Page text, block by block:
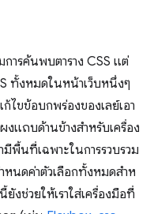
ารค้นพบตาราง CSS แต่
ทั้งหมดในหน้าเว็บหนึ่งๆ
ไขข้อบกพร่องของเลย์เอา
งแถบด้านข้างสำหรับเครื่อง
มีพื้นที่เฉพาะในการรวบรวม
หนดค่าตัวเลือกทั้งหมดสําห
นี้ยังช่วยให้เราใส่เครื่องมือที่